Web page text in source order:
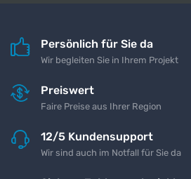
Persönlich für Sie da
Wir begleiten Sie in Ihrem Projekt
Preiswert
Faire Preise aus Ihrer Region
12/5 Kundensupport
Wir sind auch im Notfall für Sie da